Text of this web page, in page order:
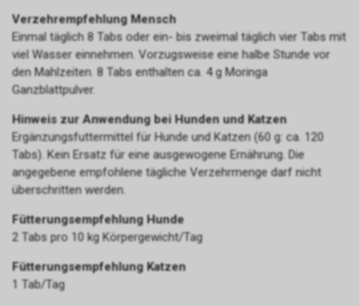
Verzehrempfehlung Mensch
Einmal täglich 8 Tabs oder ein- bis zweimal täglich vier Tabs mit
viel Wasser einnehmen. Vorzugsweise eine halbe Stunde vor
den Mahlzeiten. 8 Tabs enthalten ca. 4 g Moringa
Ganzblattpulver.
Hinweis zur Anwendung bei Hunden und Katzen
Ergänzungsfuttermittel für Hunde und Katzen (60 g: ca. 120
Tabs). Kein Ersatz für eine ausgewogene Ernährung. Die
angegebene empfohlene tägliche Verzehrmenge darf nicht
überschritten werden.
Fütterungsempfehlung Hunde
2 Tabs pro 10 kg Körpergewicht/Tag
Fütterungsempfehlung Katzen
1 Tab/Tag